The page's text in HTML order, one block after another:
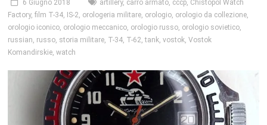
6 Giugno 2018 artillery, carro armato, cccp, Chistopol Watch
Factory,film T-34, IS-2, orologeria militare, orologio, orologio da collezione,
orologio iconico, orologio meccanico, orologio russo, orologio sovietico,
russian, russo, storia militare, T-34, T-62,tank,vostok,Vostok
Komandirskie,watch